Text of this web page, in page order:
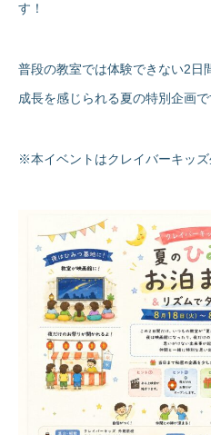
す！
普段の教室では体験できない2日
成長を感じられる夏の特別企画で
※本イベントはクレイバーキッズ